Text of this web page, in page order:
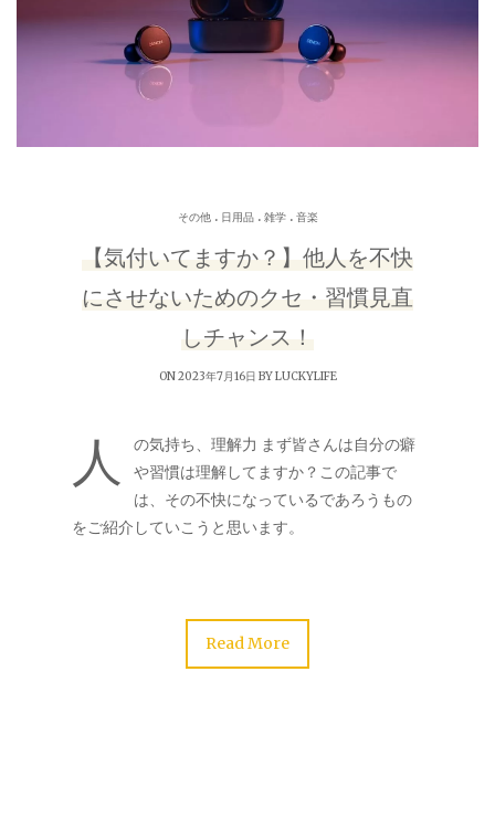
その他. 日用品. 雑学. 音楽
【気付いてますか？】他人を不快
にさせないためのクセ・習慣見直
しチャンス！
ON 2023年7月16日 BYLUCKYLIFE
人
の気持ち、理解力 まず皆さんは自分の癖
や習慣は理解してますか？この記事で
は、その不快になっているであろうもの
をご紹介していこうと思います。
Read More